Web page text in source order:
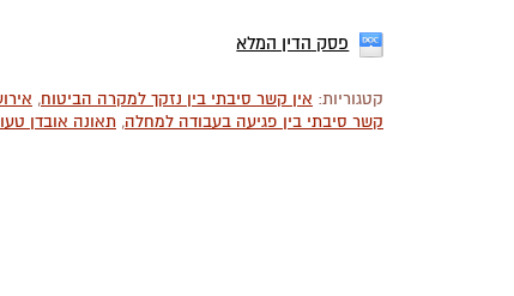
פסק הדין המלא
קטגוריות: אין קשר סיבתי בין נזקך למקרה הביטוח,
קשר סיבתי בין פגיעה בעבודה למחלה, תאונה אובדן